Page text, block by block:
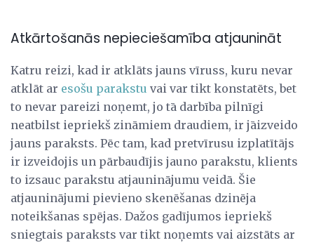
Atkārtošanās nepieciešamība atjaunināt
Katru reizi, kad ir atklāts jauns vīruss, kuru nevar
atklāt ar esošu parakstu vai var tikt konstatēts, bet
to nevar pareizi noņemt, jo tā darbība pilnīgi
neatbilst iepriekš zināmiem draudiem, ir jāizveido
jauns paraksts. Pēc tam, kad pretvīrusu izplatītājs
ir izveidojis un pārbaudījis jauno parakstu, klients
to izsauc parakstu atjauninājumu veidā. Šie
atjauninājumi pievieno skenēšanas dzinēja
noteikšanas spējas. Dažos gadījumos iepriekš
sniegtais paraksts var tikt noņemts vai aizstāts ar